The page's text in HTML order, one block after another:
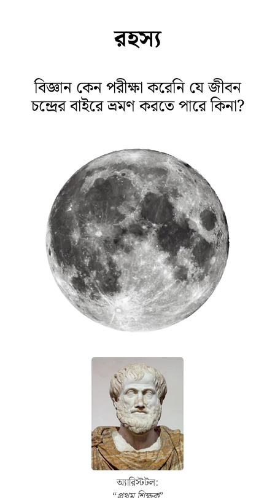
রহস্য
বিজ্ঞান কেন পরীক্ষা করেনি যে জীবন
চন্দ্রের বাইরে ভ্রমণ করতে পারে কিনা?
অ্যারিস্টটল: